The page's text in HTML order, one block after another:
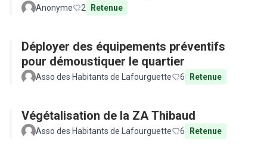
Anonyme 2 Retenue
Déployer des équipements préventifs
pour démoustiquer le quartier
Asso des Habitants de Lafourguette 6 Retenue
Végétalisation de la ZA Thibaud
Asso des Habitants de Lafourguette 6 Retenue